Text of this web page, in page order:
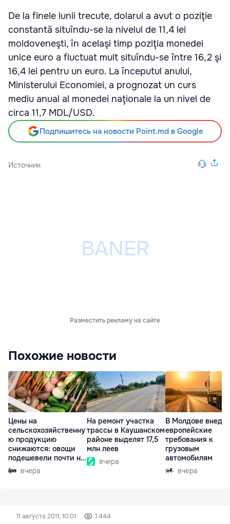
De la finele lunii trecute, dolarul a avut o poziţie
constantă situîndu-se la nivelul de 11,4 lei
moldoveneşti, în acelaşi timp poziţia monedei
unice euro a fluctuat mult situîndu-se între 16,2 şi
16,4 lei pentru un euro. La începutul anului,
Ministerului Economiei, a prognozat un curs
mediu anual al monedei naţionale la un nivel de
circa 11,7 MDL/USD.
Подпишитесь на новости Point.md в Google
Источник
Разместить рекламу на сайте
Похожие новости
Цены на
сельскохозяйственну
ю продукцию
снижаются: овощи
подешевели почти на
30%вчера
На ремонт участка
трассы в Каушанском
районе выделят 17,5
млн леев
вчера
В Молдове
европейские
требования к
грузовым
автомобилям
вчера
11 августа 2011, 10:01 1 444